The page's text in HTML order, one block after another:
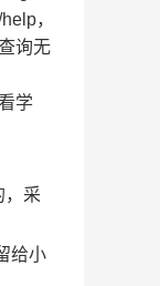
，
询无
学
，采
给小